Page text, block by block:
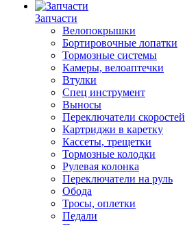
Запчасти
Велопокрышки
Бортировочные лопатки
Тормозные системы
Камеры, велоаптечки
Втулки
Спец инструмент
Выносы
Переключатели скоростей
Картриджи в каретку
Кассеты, трещетки
Тормозные колодки
Рулевая колонка
Переключатели на руль
Обода
Тросы, оплетки
Педали